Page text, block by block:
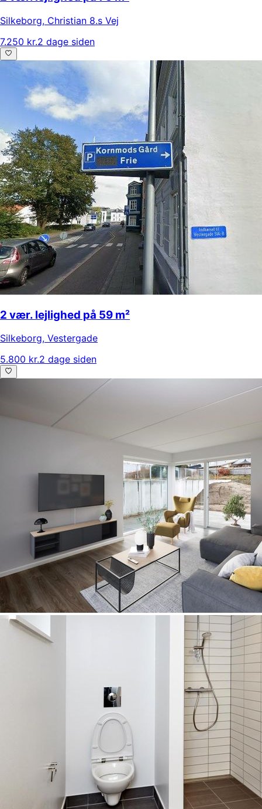
Silkeborg, Christian 8.s Vej
7.250 kr.2 dage siden
2 vær. lejlighed på 59 m²
Silkeborg, Vestergade
5.800 kr.2 dage siden